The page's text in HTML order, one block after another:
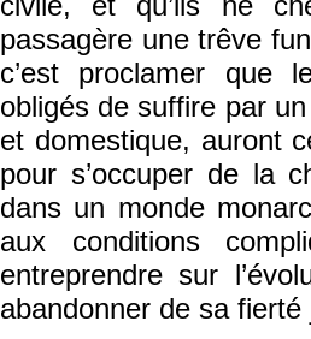
passagère une trêve
c’est proclamer que
obligés de suffire par
et domestique, auront
pour s’occuper de la
dans un monde
aux conditions
entreprendre sur
abandonner de sa